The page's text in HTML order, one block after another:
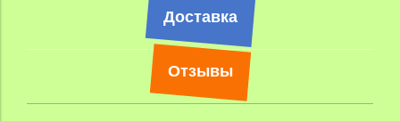
Доставка
Отзывы